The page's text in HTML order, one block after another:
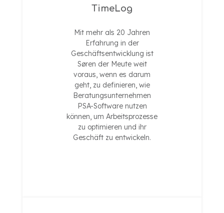
TimeLog
Mit mehr als 20 Jahren
Erfahrung in der
Geschäftsentwicklung ist
Søren der Meute weit
voraus, wenn es darum
geht, zu definieren, wie
Beratungsunternehmen
PSA-Software nutzen
können, um Arbeitsprozesse
zu optimieren und ihr
Geschäft zu entwickeln.